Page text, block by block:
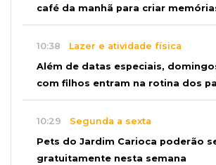
café da manhã para criar
10:38 Lazer e atividade física
Além de datas especiais,
com filhos entram na rotina dos
10:29 Segunda a sexta
Pets do Jardim Carioca poderão
gratuitamente nesta semana